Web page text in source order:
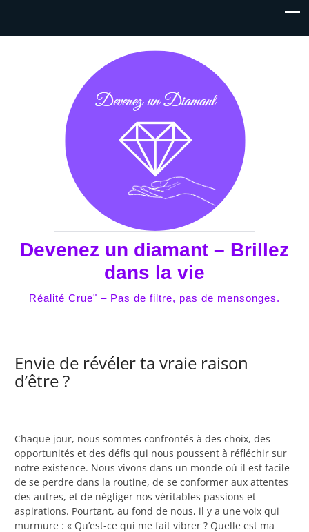
Devenez un diamant – Brillez
dans la vie
Réalité Crue" – Pas de filtre, pas de mensonges.
Envie de révéler ta vraie raison
d’être ?
Chaque jour, nous sommes confrontés à des choix, des
opportunités et des défis qui nous poussent à réfléchir sur
notre existence. Nous vivons dans un monde où il est facile
de se perdre dans la routine, de se conformer aux attentes
des autres, et de négliger nos véritables passions et
aspirations. Pourtant, au fond de nous, il y a une voix qui
murmure : « Qu’est-ce qui me fait vibrer ? Quelle est ma